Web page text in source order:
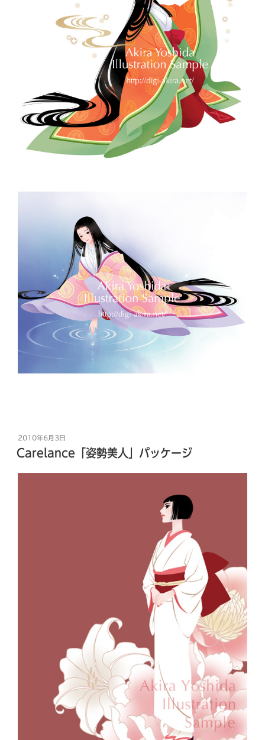
投
稿
日:
2010年6月3日
Carelance「姿勢美人」パッケージ